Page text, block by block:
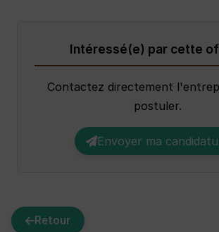
Intéressé(e) par cette
Contactez directement
postuler.
Envoyer ma
Retour